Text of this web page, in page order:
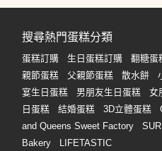
搜尋熱門蛋糕分類
蛋糕訂購 生日蛋糕訂購 翻糖蛋
親節蛋糕
父親節蛋糕 散水餅
宴生日蛋糕
男朋友生日蛋糕 女
日蛋糕
結婚蛋糕 3D立體蛋糕
and Queens Sweet Factory
Bakery
LIFETASTIC